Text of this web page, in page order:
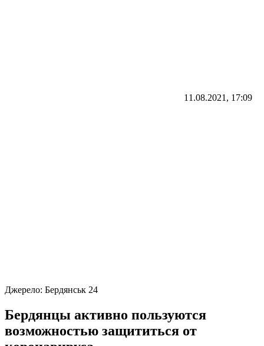
11.08.2021, 17:09
Джерело: Бердянськ 24
Бердянцы активно пользуются
возможностью защититься от